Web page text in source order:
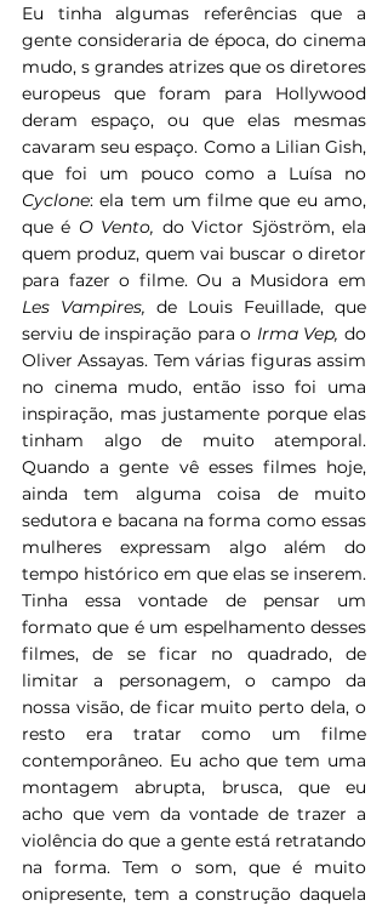
Eu tinha algumas referências que a
gente consideraria de época, do cinema
mudo, s grandes atrizes que os diretores
europeus que foram para Hollywood
deram espaço, ou que elas mesmas
cavaram seu espaço. Como a Lilian Gish,
Cyclone: ela tem um filme que eu amo,
que é O Vento, do Victor Sjöström, ela
quem produz, quem vai buscar o diretor
Les Vampires, de Louis Feuillade, que
serviu de inspiração para o Irma Vep, do
Oliver Assayas. Tem várias figuras assim
no cinema mudo, então isso foi uma
inspiração, mas justamente porque elas
tinham algo de muito atemporal.
Quando a gente vê esses filmes hoje,
ainda tem alguma coisa de muito
sedutora e bacana na forma como essas
mulheres expressam algo além do
tempo histórico em que elas se inserem.
Tinha essa vontade de pensar um
formato que é um espelhamento desses
filmes, de se ficar no quadrado, de
limitar a personagem, o campo da
nossa visão, de ficar muito perto dela, o
resto era tratar como um filme
contemporâneo. Eu acho que tem uma
montagem abrupta, brusca, que eu
acho que vem da vontade de trazer a
violência do que a gente está retratando
na forma. Tem o som, que é muito
onipresente, tem a construção daquela